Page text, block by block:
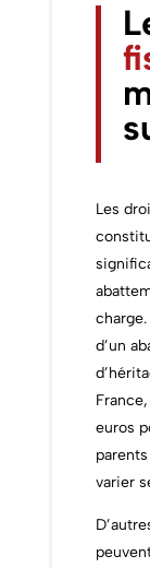
Les
d’un
euros
varier